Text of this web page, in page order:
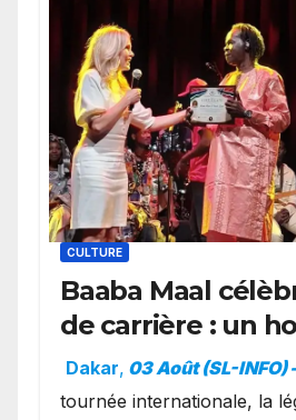
CULTURE
Baaba Maal
de carrière : un
exceptionnel à
présence de la
Dakar, 03 Août (SL-INFO)
tournée internationale, la